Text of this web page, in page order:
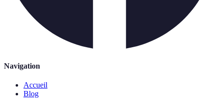
Navigation
Accueil
Blog